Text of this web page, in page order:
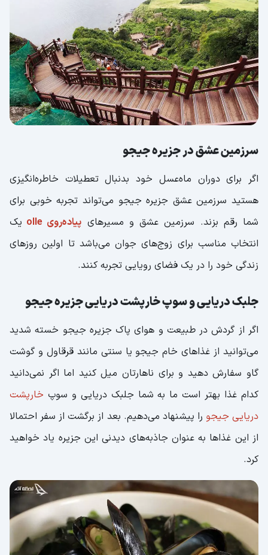
سرزمین عشق در جزیره جیجو
اگر برای دوران ماه‌عسل خود بدنبال تعطیلات خاطره‌انگیزی
هستید سرزمین عشق جزیره جیجو می‌تواند تجربه خوبی برای
شما رقم بزند. سرزمین عشق و مسیرهای پیاده‌روی olle
یک
انتخاب مناسب برای زوج‌های جوان می‌باشد تا اولین روزهای
زندگی خود را در یک فضای رویایی تجربه کنند.
جلبک دریایی و سوپ خارپشت دریایی جزیره جیجو
اگر از گردش در طبیعت و هوای پاک جزیره جیجو خسته شدید
می‌توانید از غذاهای خام جیجو یا سنتی مانند قرقاول و گوشت
گاو سفارش دهید و برای ناهارتان میل کنید اما اگر نمی‌دانید
کدام غذا بهتر است ما به شما جلبک دریایی و سوپ خارپشت
دریایی جیجو را پیشنهاد می‌دهیم. بعد از برگشت از سفر احتمالا
از این غذاها به عنوان جاذبه‌های دیدنی این جزیره یاد خواهید
کرد.